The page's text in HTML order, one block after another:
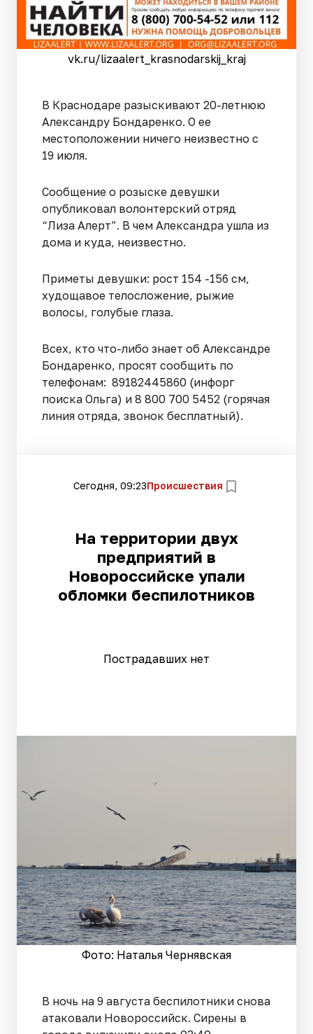
vk.ru/lizaalert_krasnodarskij_kraj
В Краснодаре разыскивают 20-летнюю
Александру Бондаренко. О ее
местоположении ничего неизвестно с
19 июля.
Сообщение о розыске девушки
опубликовал волонтерский отряд
“Лиза Алерт”. В чем Александра ушла из
дома и куда, неизвестно.
Приметы девушки: рост 154 -156 см,
худощавое телосложение, рыжие
волосы, голубые глаза.
Всех, кто что-либо знает об Александре
Бондаренко, просят сообщить по
телефонам: 89182445860 (инфорг
поиска Ольга) и 8 800 700 5452 (горячая
линия отряда, звонок бесплатный).
Сегодня, 09:23Происшествия
На территории двух
предприятий в
Новороссийске упали
обломки беспилотников
Пострадавших нет
Фото: Наталья Чернявская
В ночь на 9 августа беспилотники снова
атаковали Новороссийск. Сирены в